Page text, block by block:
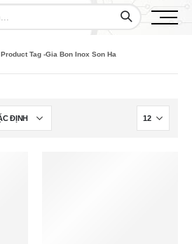
Product Tag -Gia Bon Inox Son Ha